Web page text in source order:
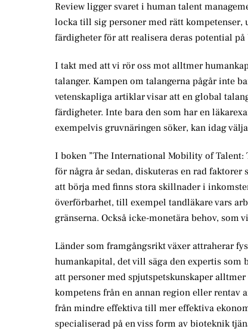
Review ligger svaret i human talent
locka till sig personer med rätt kompetenser,
färdigheter för att realisera deras potential på
I takt med att vi rör oss mot alltmer
talanger. Kampen om talangerna pågår inte
vetenskapliga artiklar visar att en global
färdigheter. Inte bara den som har en
exempelvis gruvnäringen söker, kan idag
I boken ”The International Mobility of Talent:
för några år sedan, diskuteras en rad
att börja med finns stora skillnader i
överförbarhet, till exempel tandläkare vars
gränserna. Också icke-monetära behov,
Länder som framgångsrikt växer attraherar
humankapital, det vill säga den expertis
att personer med spjutspetskunskaper
kompetens från en annan region eller rentav
från mindre effektiva till mer effektiva
specialiserad på en viss form av bioteknik